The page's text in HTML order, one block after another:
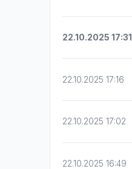
22.10.2025 17:31
22.10.2025 17:16
22.10.2025 17:02
22.10.2025 16:49